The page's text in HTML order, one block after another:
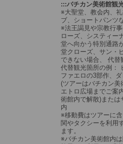
:::バチカン美術館観
※大聖堂、教会内、
ブ、ショートパンツ
※法王謁見や宗教行
ローズ、システィー
堂へ向かう特別通路
堂クローズ、サン・
できない場合、 代替
代替観光箇所の例：
ファエロの3部作、
(ツアーはバチカン
エトロ広場までご案
術館内で解散)または
内
※移動費はツアーに
関やタクシーを利用
ます。
※バチカン美術館内